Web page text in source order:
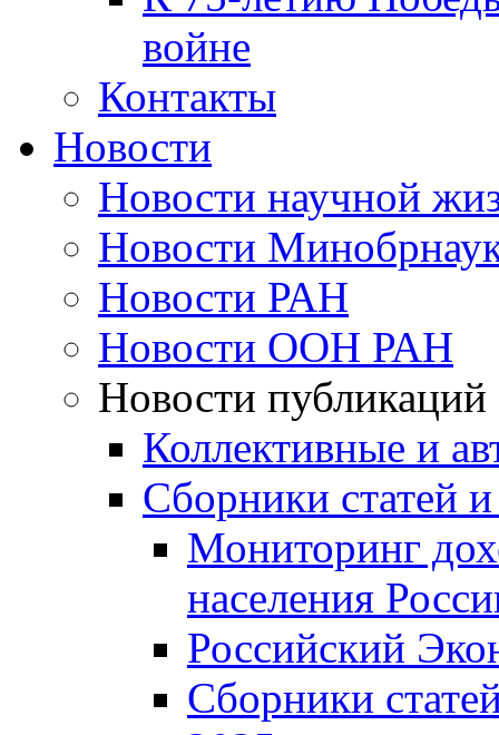
войне
Контакты
Новости
Новости научной
Новости
Новости РАН
Новости ООН РАН
Новости публикаций
Коллективные и
Сборники статей
Мониторинг
населения
Российский
Сборники